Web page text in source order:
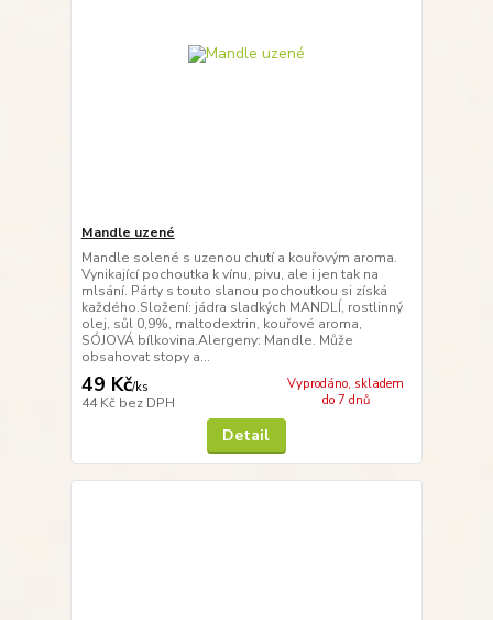
Mandle uzené
Mandle solené s uzenou chutí a kouřovým aroma.
Vynikající pochoutka k vínu, pivu, ale i jen tak na
mlsání. Párty s touto slanou pochoutkou si získá
každého.Složení: jádra sladkých MANDLÍ, rostlinný
olej, sůl 0,9%, maltodextrin, kouřové aroma,
SÓJOVÁ bílkovina.Alergeny: Mandle. Může
obsahovat stopy a...
49 Kč/ks
44 Kč bez DPH
Vyprodáno, skladem
do 7 dnů
Detail